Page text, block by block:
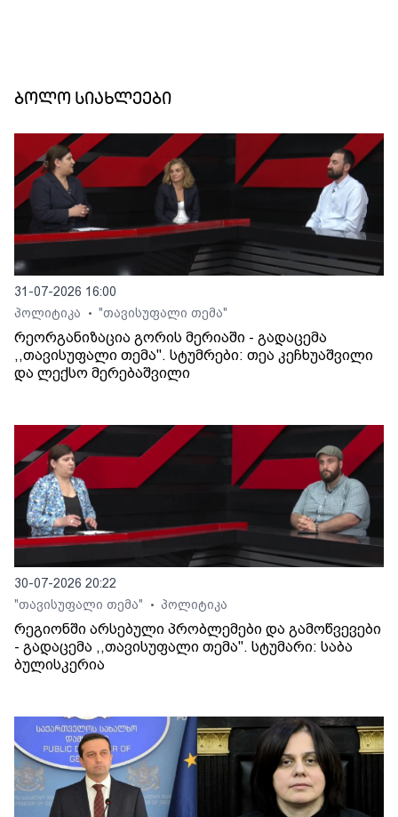
ბოლო სიახლეები
31-07-2026 16:00
პოლიტიკა
• "თავისუფალი თემა"
რეორგანიზაცია გორის მერიაში - გადაცემა
,,თავისუფალი თემა". სტუმრები: თეა კეჩხუაშვილი
და ლექსო მერებაშვილი
30-07-2026 20:22
"თავისუფალი თემა"
• პოლიტიკა
რეგიონში არსებული პრობლემები და გამოწვევები
- გადაცემა ,,თავისუფალი თემა". სტუმარი: საბა
ბულისკერია